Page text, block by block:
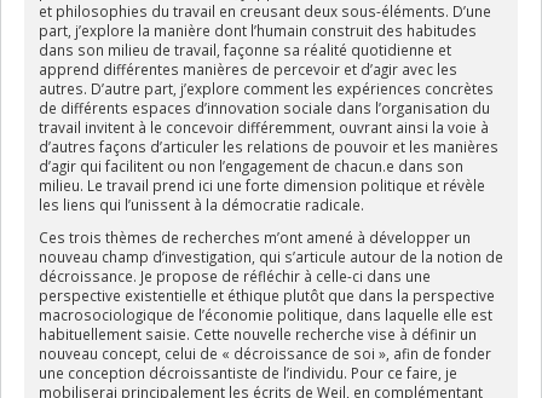
et philosophies du travail en creusant deux sous-éléments. D’une
part, j’explore la manière dont l’humain construit des habitudes
dans son milieu de travail, façonne sa réalité quotidienne et
apprend différentes manières de percevoir et d’agir avec les
autres. D’autre part, j’explore comment les expériences concrètes
de différents espaces d’innovation sociale dans l’organisation du
travail invitent à le concevoir différemment, ouvrant ainsi la voie à
d’autres façons d’articuler les relations de pouvoir et les manières
d’agir qui facilitent ou non l’engagement de chacun.e dans son
milieu. Le travail prend ici une forte dimension politique et révèle
les liens qui l’unissent à la démocratie radicale.
Ces trois thèmes de recherches m’ont amené à développer un
nouveau champ d’investigation, qui s’articule autour de la notion de
décroissance. Je propose de réfléchir à celle-ci dans une
perspective existentielle et éthique plutôt que dans la perspective
macrosociologique de l’économie politique, dans laquelle elle est
habituellement saisie. Cette nouvelle recherche vise à définir un
nouveau concept, celui de « décroissance de soi », afin de fonder
une conception décroissantiste de l’individu. Pour ce faire, je
mobiliserai principalement les écrits de Weil, en complémentant